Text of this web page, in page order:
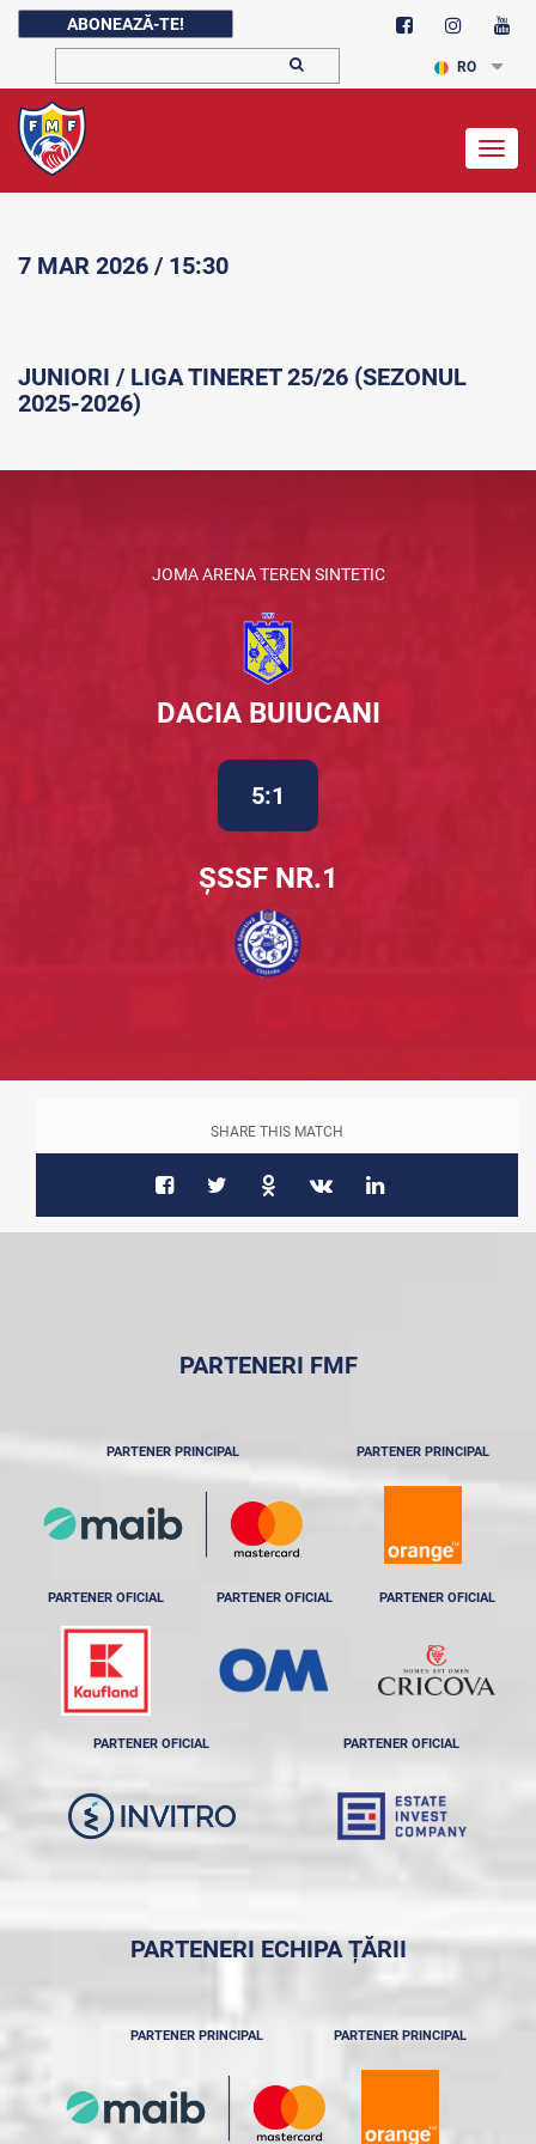
ABONEAZĂ-TE!
RO
7 MAR 2026 / 15:30
JUNIORI / LIGA TINERET 25/26 (SEZONUL
2025-2026)
JOMA ARENA TEREN SINTETIC
DACIA BUIUCANI
5:1
ȘSSF NR.1
SHARE THIS MATCH
PARTENERI FMF
PARTENER PRINCIPAL PARTENER PRINCIPAL
PARTENER OFICIAL PARTENER OFICIAL PARTENER OFICIAL
PARTENER OFICIAL PARTENER OFICIAL
PARTENERI ECHIPA ȚĂRII
PARTENER PRINCIPAL PARTENER PRINCIPAL